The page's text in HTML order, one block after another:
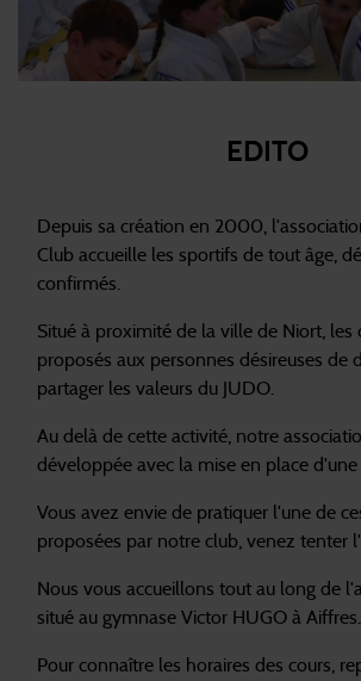
EDITO
Depuis sa création en 2000,
Club accueille les sportifs de tout âge,
confirmés.
Situé à proximité de la ville de Niort, les
proposés aux personnes désireuses de
partager les valeurs du JUDO.
Au delà de cette activité, notre
développée avec la mise en place d'une
Vous avez envie de pratiquer l'une de
proposées par notre club, venez tenter
Nous vous accueillons tout au long de
situé au gymnase Victor HUGO à Aiffres.
Pour connaître les horaires des cours,